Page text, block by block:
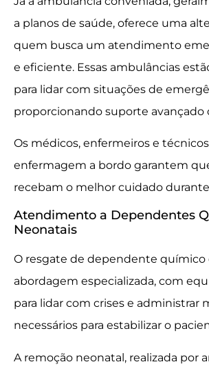
a planos de saúde, oferece uma
quem busca um atendimento
e eficiente. Essas ambulâncias
para lidar com situações de
proporcionando suporte avançado
Os médicos, enfermeiros e
enfermagem a bordo garantem
recebam o melhor cuidado
Atendimento a Dependentes
Neonatais
O resgate de dependente químico
abordagem especializada, com
para lidar com crises e administrar
necessários para estabilizar o
A remoção neonatal, realizada por